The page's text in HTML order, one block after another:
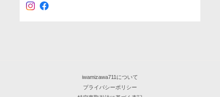
iwamizawa711について
プライバシーポリシー